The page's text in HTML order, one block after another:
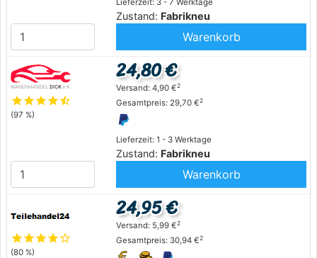
Lieferzeit: 3 - 7 Werktage
Zustand: Fabrikneu
Warenkorb
starstarstarstarstar_half
(97 %)
Lieferzeit: 1 - 3 Werktage
Zustand: Fabrikneu
24,80 €
Versand: 4,90 €2
Gesamtpreis: 29,70 €2
Warenkorb
starstarstarstarstar_outline
(80 %)
24,95 €
Versand: 5,99 €2
Gesamtpreis: 30,94 €2